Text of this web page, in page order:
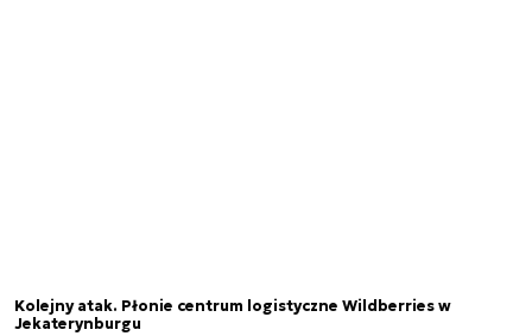
Kolejny atak. Płonie centrum logistyczne Wildberries w
Jekaterynburgu